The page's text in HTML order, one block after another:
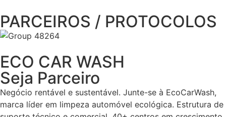
PARCEIROS / PROTOCOLOS
ECO CAR WASH
Seja Parceiro
Negócio rentável e sustentável. Junte-se à EcoCarWash,
marca líder em limpeza automóvel ecológica. Estrutura de